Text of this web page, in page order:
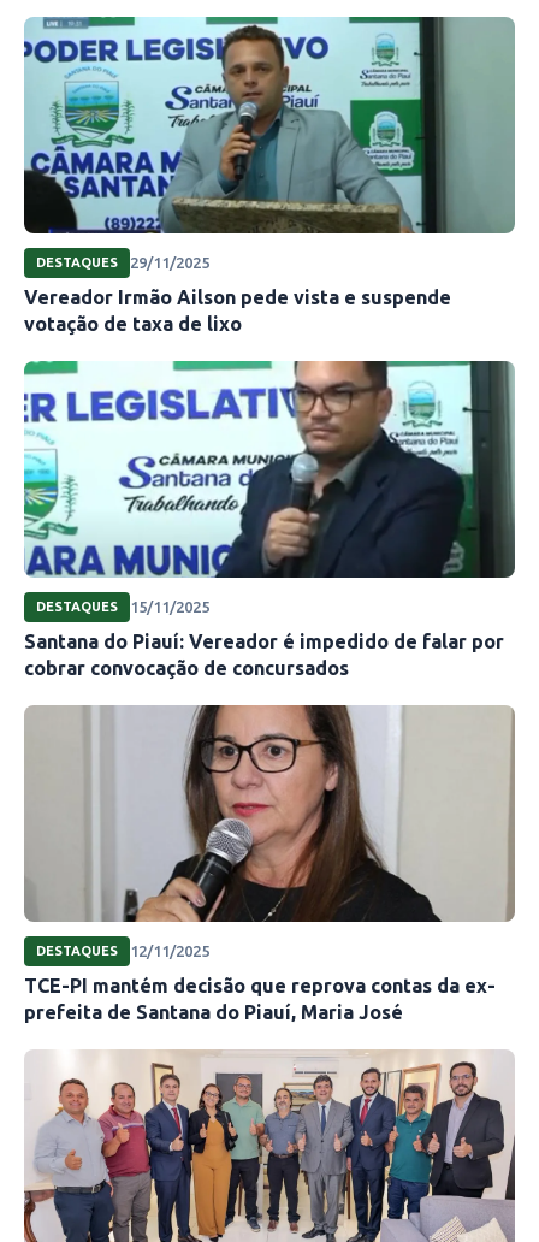
DESTAQUES 29/11/2025
Vereador Irmão Ailson pede vista e suspende
votação de taxa de lixo
DESTAQUES 15/11/2025
Santana do Piauí: Vereador é impedido de falar por
cobrar convocação de concursados
DESTAQUES 12/11/2025
TCE-PI mantém decisão que reprova contas da ex-
prefeita de Santana do Piauí, Maria José